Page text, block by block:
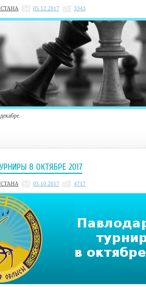
05.12.2017 3343
В ОКТЯБРЕ 2017
05.10.2017 4717